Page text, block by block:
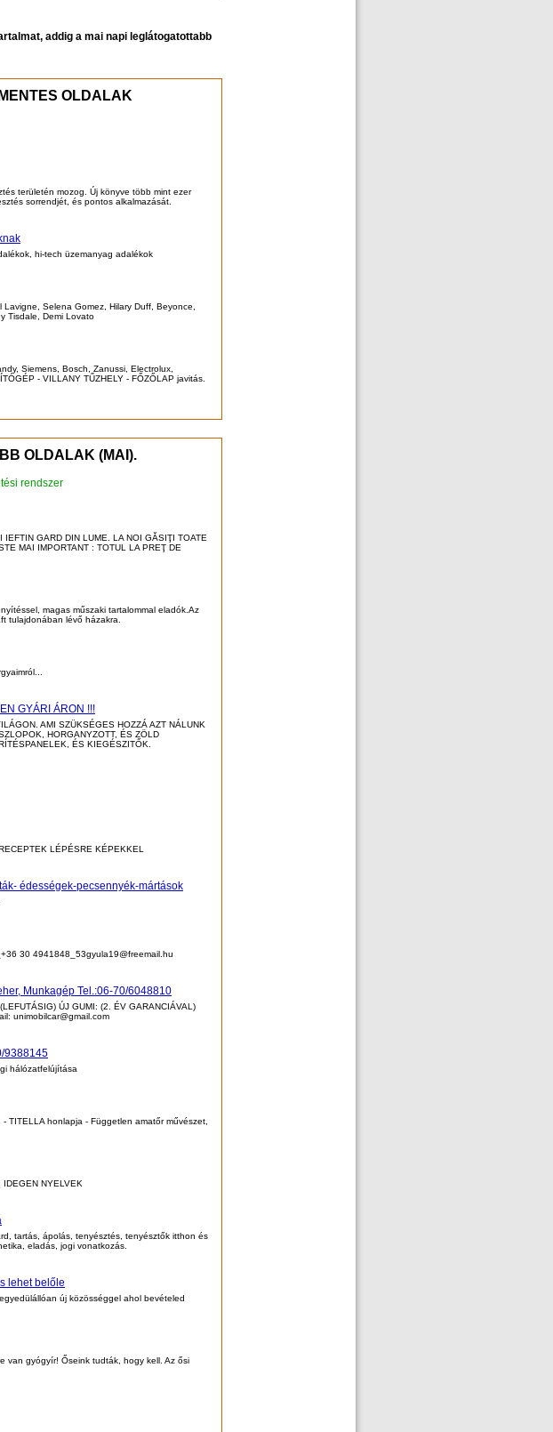
addig a mai napi leglátogatottabb
OLDALAK
területén mozog. Új könyve több mint ezer
sorrendjét, és pontos alkalmazását.
hi-tech üzemanyag adalékok
Selena Gomez, Hilary Duff, Beyonce,
Tisdale, Demi Lovato
Siemens, Bosch, Zanussi, Electrolux,
- VILLANY TŰZHELY - FŐZŐLAP javitás.
OLDALAK (MAI).
rendszer
GARD DIN LUME. LA NOI GĂSIŢI TOATE
MAI IMPORTANT : TOTUL LA PREŢ DE
magas műszaki tartalommal eladók.Az
tulajdonában lévő házakra.
GYÁRI ÁRON !!!
AMI SZÜKSÉGES HOZZÁ AZT NÁLUNK
HORGANYZOTT, ÉS ZÖLD
ÉS KIEGÉSZITŐK.
LÉPÉSRE KÉPEKKEL
édességek-pecsennyék-mártások
30 4941848_53gyula19@freemail.hu
Munkagép Tel.:06-70/6048810
ÚJ GUMI: (2. ÉV GARANCIÁVAL)
unimobilcar@gmail.com
9388145
hálózatfelújítása
TITELLA honlapja - Független amatőr művészet,
NYELVEK
tartás, ápolás, tenyésztés, tenyésztők itthon és
eladás, jogi vonatkozás.
lehet belőle
új közösséggel ahol bevételed
van gyógyír! Őseink tudták, hogy kell. Az ősi